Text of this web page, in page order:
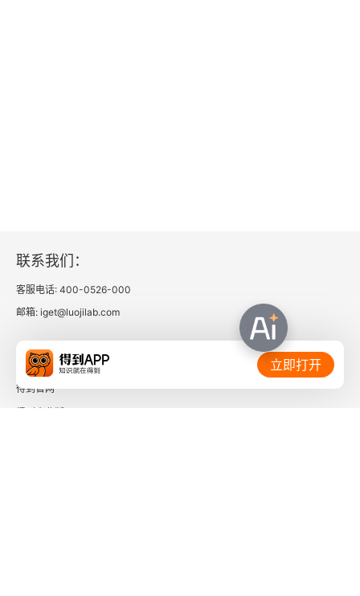
日本法隆寺
记我在湛江的第一位老师冯凌云先生
谈谈我参加中国民主同盟的一点感受
师生两馆员
联系我们：
客服电话: 400-0526-000
邮箱: iget@luojilab.com
相关链接：
得到官网
立即打开